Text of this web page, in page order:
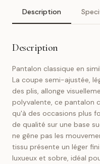
Description
Description
Pantalon classique en
La coupe semi-ajustée,
des plis, allonge
polyvalente, ce pantalon
qu'à des occasions plus
de qualité sur une base
ne gêne pas les
tissu présente un léger
luxueux et sobre, idéal